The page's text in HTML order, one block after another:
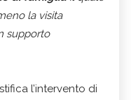
la visita
supporto
l’intervento di